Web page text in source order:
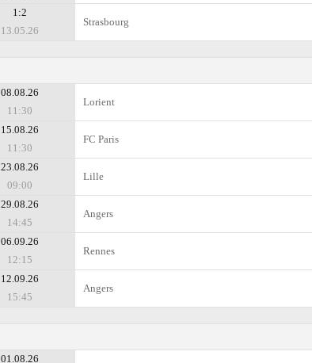
1:2
13.05.26
Strasbourg
08.08.26
11:30
Lorient
15.08.26
11:30
FC Paris
23.08.26
09:00
Lille
29.08.26
14:45
Angers
06.09.26
12:15
Rennes
12.09.26
15:45
Angers
01.08.26